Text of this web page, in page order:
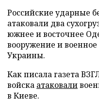
Российские ударные
атаковали два
южнее и восточнее
вооружение и
Украины.
Как писала газета
войска атаковали
в Киеве.